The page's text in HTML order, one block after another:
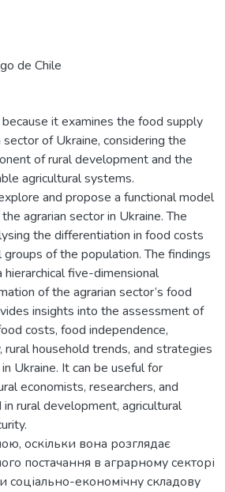
de Chile
it examines the food supply
of Ukraine, considering the
of rural development and the
agricultural systems.
and propose a functional model
agrarian sector in Ukraine. The
the differentiation in food costs
of the population. The findings
five-dimensional
of the agrarian sector’s food
insights into the assessment of
costs, food independence,
rural household trends, and strategies
Ukraine. It can be useful for
economists, researchers, and
rural development, agricultural
оскільки вона розглядає
постачання в аграрному секторі
соціально-економічну складову